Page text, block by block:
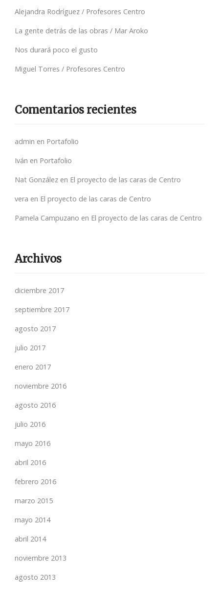
Alejandra Rodríguez / Profesores Centro
La gente detrás de las obras / Mar Aroko
Nos durará poco el gusto
Miguel Torres / Profesores Centro
Comentarios recientes
admin en Portafolio
Iván en Portafolio
Nat González en El proyecto de las caras de Centro
vera en El proyecto de las caras de Centro
Pamela Campuzano en El proyecto de las caras de Centro
Archivos
diciembre 2017
septiembre 2017
agosto 2017
julio 2017
enero 2017
noviembre 2016
agosto 2016
julio 2016
mayo 2016
abril 2016
febrero 2016
marzo 2015
mayo 2014
abril 2014
noviembre 2013
agosto 2013